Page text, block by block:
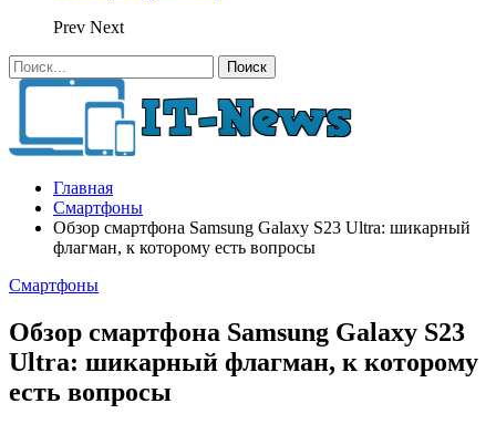
Prev Next
Главная
Смартфоны
Обзор смартфона Samsung Galaxy S23 Ultra: шикарный
флагман, к которому есть вопросы
Смартфоны
Обзор смартфона Samsung Galaxy S23
Ultra: шикарный флагман, к которому
есть вопросы